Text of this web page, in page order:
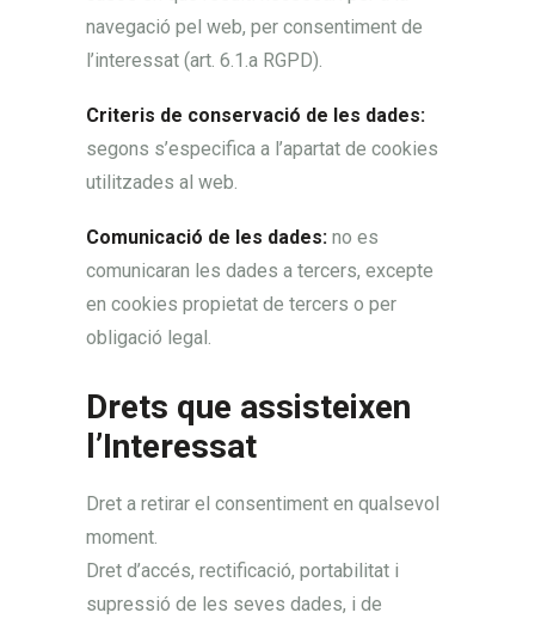
navegació pel web, per consentiment de
l’interessat (art. 6.1.a RGPD).
Criteris de conservació de les dades:
segons s’especifica a l’apartat de cookies
utilitzades al web.
Comunicació de les dades: no es
comunicaran les dades a tercers, excepte
en cookies propietat de tercers o per
obligació legal.
Drets que assisteixen
l’Interessat
Dret a retirar el consentiment en qualsevol
moment.
Dret d’accés, rectificació, portabilitat i
supressió de les seves dades, i de